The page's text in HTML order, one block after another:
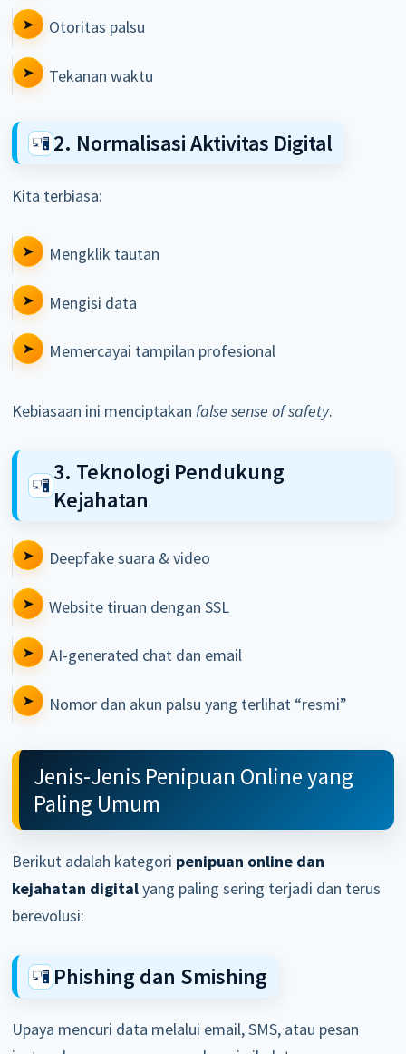
Otoritas palsu
Tekanan waktu
2. Normalisasi Aktivitas Digital
Kita terbiasa:
Mengklik tautan
Mengisi data
Memercayai tampilan profesional
Kebiasaan ini menciptakanfalse sense of safety.
3. Teknologi Pendukung
Kejahatan
Deepfake suara & video
Website tiruan dengan SSL
AI-generated chat dan email
Nomor dan akun palsu yang terlihat “resmi”
Jenis-Jenis Penipuan Online yang
Paling Umum
Berikut adalah kategori penipuan online dan
kejahatan digitalyang paling sering terjadi dan terus
berevolusi:
Phishing dan Smishing
Upaya mencuri data melalui email, SMS, atau pesan